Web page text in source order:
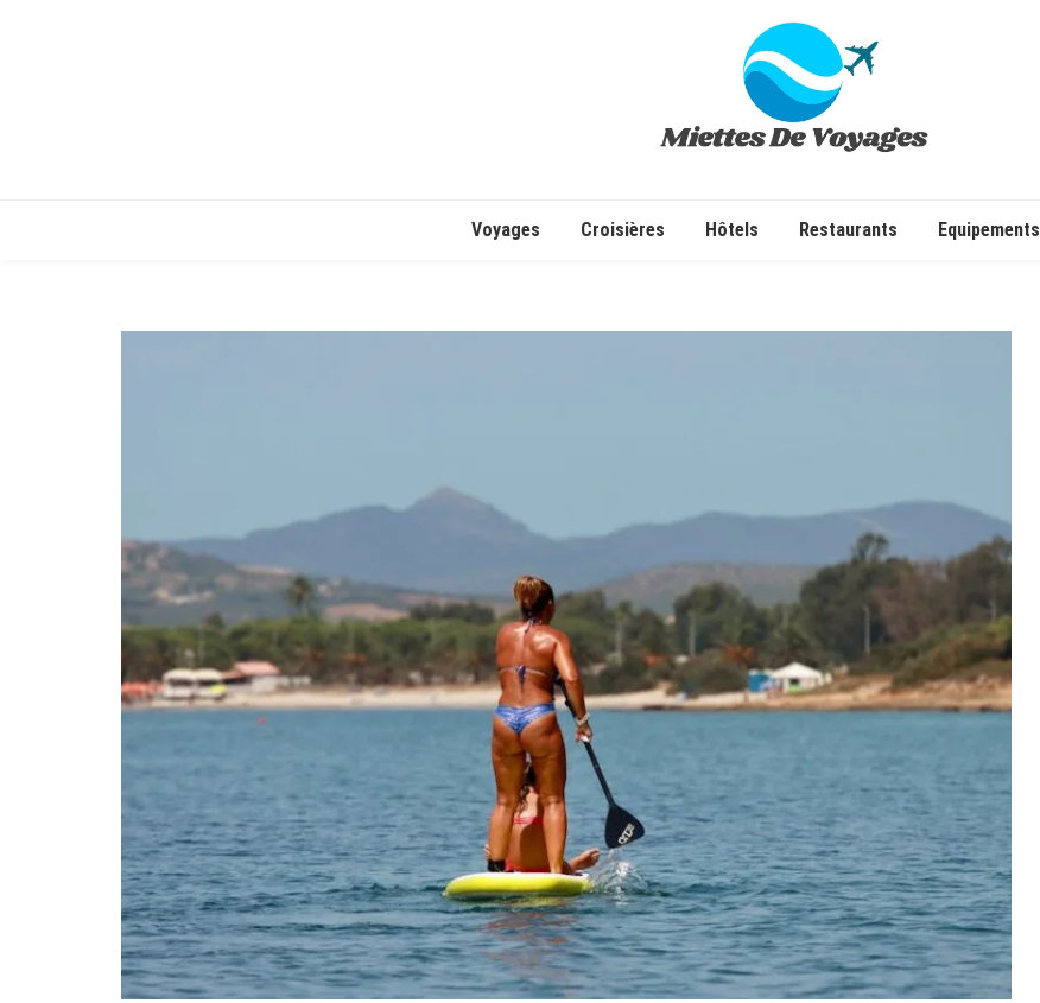
Voyages Croisières Hôtels Restaurants Equipements